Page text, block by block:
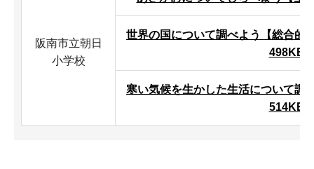
阪南市立朝日
小学校
世界の国について調べよう【総合的
498KB
寒い気候を生かした生活について調
514KB